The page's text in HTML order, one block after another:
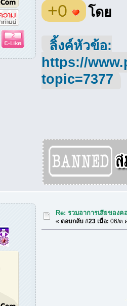
2
+0 โดย
ลิ้งค์หัวข้อ:
https://
topic=7377
Re: รวมอาการเสียของ
«ตอบกลับ #23 เมื่อ: 06/ต.